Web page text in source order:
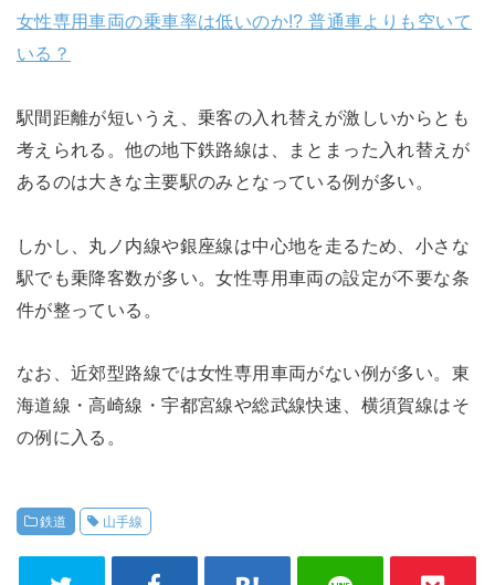
女性専用車両の乗車率は低いのか!? 普通車よりも空いて
いる？
駅間距離が短いうえ、乗客の入れ替えが激しいからとも
考えられる。他の地下鉄路線は、まとまった入れ替えが
あるのは大きな主要駅のみとなっている例が多い。
しかし、丸ノ内線や銀座線は中心地を走るため、小さな
駅でも乗降客数が多い。女性専用車両の設定が不要な条
件が整っている。
なお、近郊型路線では女性専用車両がない例が多い。東
海道線・高崎線・宇都宮線や総武線快速、横須賀線はそ
の例に入る。
鉄道 山手線